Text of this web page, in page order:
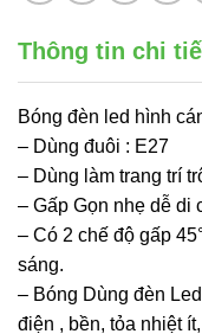
Thông tin chi
Bóng đèn led hình
– Dùng đuôi : E27
– Dùng làm trang trí
– Gấp Gọn nhẹ dễ di
– Có 2 chế độ gấp
sáng.
– Bóng Dùng đèn
điện , bền, tỏa nhiệt